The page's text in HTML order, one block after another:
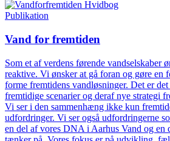
Publikation
Vand for fremtiden
Som et af verdens førende vandselskaber
reaktive. Vi ønsker at gå foran og gøre en
forme fremtidens vandløsninger. Det er
fremtidige scenarier og deraf nye strategi
Vi ser i den sammenhæng ikke kun
udfordringer. Vi ser også udfordringerne
en del af vores DNA i Aarhus Vand og en